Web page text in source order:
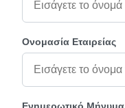
Ονομασία Εταιρείας
Ενημερωτικό Μήνυμα